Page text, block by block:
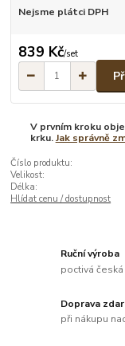
Nejsme plátci DPH
839 Kč/set
V prvním kroku
krku.Jak správně
Číslo produktu:
Velikost:
Délka:
Hlídat cenu / dostupnost
Ruční výroba
poctivá
Doprava
při nákupu